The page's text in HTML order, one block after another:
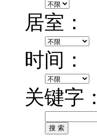
居室：
时间：
关键字：